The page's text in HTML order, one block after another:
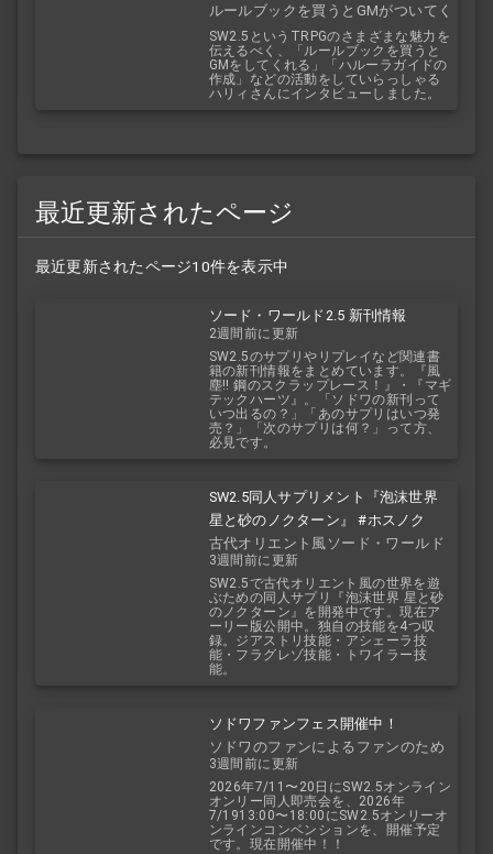
ルールブックを買うとGMがついてく
る！？
SW2.5というTRPGのさまざまな魅力を
伝えるべく、「ルールブックを買うと
GMをしてくれる」「ハルーラガイドの
作成」などの活動をしていらっしゃる
ハリィさんにインタビューしました。
最近更新されたページ
最近更新されたページ10件を表示中
ソード・ワールド2.5 新刊情報
2週間前に更新
SW2.5のサプリやリプレイなど関連書
籍の新刊情報をまとめています。『風
塵!! 鋼のスクラップレース！』・『マギ
テックハーツ』。「ソドワの新刊って
いつ出るの？」「あのサプリはいつ発
売？」「次のサプリは何？」って方、
必見です。
SW2.5同人サプリメント『泡沫世界
星と砂のノクターン』 #ホスノク
古代オリエント風ソード・ワールド
2.5
3週間前に更新
SW2.5で古代オリエント風の世界を遊
ぶための同人サプリ『泡沫世界 星と砂
のノクターン』を開発中です。現在ア
ーリー版公開中。独自の技能を4つ収
録。ジアストリ技能・アシェーラ技
能・フラグレゾ技能・トワイラー技
能。
ソドワファンフェス開催中！
ソドワのファンによるファンのため
のお祭り！
3週間前に更新
2026年7/11〜20日にSW2.5オンライン
オンリー同人即売会を、2026年
7/1913:00〜18:00にSW2.5オンリーオ
ンラインコンベンションを、開催予定
です。現在開催中！！